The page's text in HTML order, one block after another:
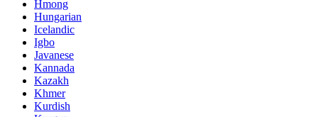
Hmong
Hungarian
Icelandic
Igbo
Javanese
Kannada
Kazakh
Khmer
Kurdish